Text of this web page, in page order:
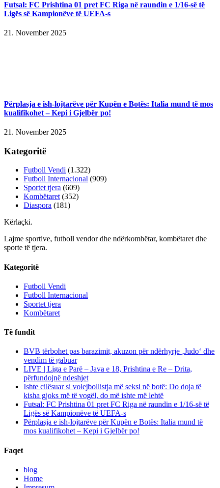
Futsal: FC Prishtina 01 pret FC Riga në raundin e 1/16-së të
Ligës së Kampionëve të UEFA-s
21. November 2025
Përplasja e ish-lojtarëve për Kupën e Botës: Italia mund të mos
kualifikohet – Kepi i Gjelbër po!
21. November 2025
Kategoritë
Futboll Vendi (1.322)
Futboll Internacional (909)
Sportet tjera (609)
Kombëtaret (352)
Diaspora (181)
Kërlaçki.
Lajme sportive, futboll vendor dhe ndërkombëtar, kombëtaret dhe
sporte të tjera.
Kategoritë
Futboll Vendi
Futboll Internacional
Sportet tjera
Kombëtaret
Të fundit
BVB tërbohet pas barazimit, akuzon për ndërhyrje ‚Judo‘ dhe
vendim të gabuar
LIVE | Liga e Parë – Java e 18, Prishtina e Re – Drita,
përfundojnë ndeshjet
Ishte cilësuar si volejbollistja më seksi në botë: Do doja të
kisha gjoks më të vogël, do më ishte më lehtë
Futsal: FC Prishtina 01 pret FC Riga në raundin e 1/16-së të
Ligës së Kampionëve të UEFA-s
Përplasja e ish-lojtarëve për Kupën e Botës: Italia mund të
mos kualifikohet – Kepi i Gjelbër po!
Faqet
blog
Home